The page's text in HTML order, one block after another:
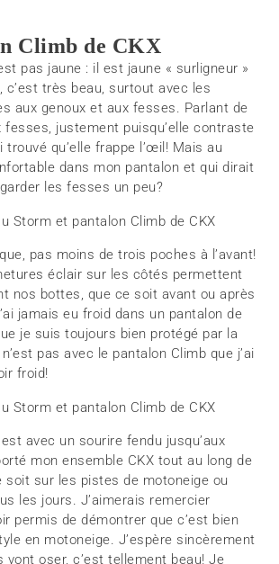
Climb de CKX
pas jaune : il est jaune « surligneur »
c’est très beau, surtout avec les
aux genoux et aux fesses. Parlant de
fesses, justement puisqu’elle contraste
trouvé qu’elle frappe l’œil! Mais au
dans mon pantalon et qui dirait
les fesses un peu?
pas moins de trois poches à l’avant!
éclair sur les côtés permettent
nos bottes, que ce soit avant ou après
jamais eu froid dans un pantalon de
je suis toujours bien protégé par la
pas avec le pantalon Climb que j’ai
froid!
avec un sourire fendu jusqu’aux
mon ensemble CKX tout au long de
soit sur les pistes de motoneige ou
les jours. J’aimerais remercier
permis de démontrer que c’est bien
en motoneige. J’espère sincèrement
vont oser, c’est tellement beau! Je